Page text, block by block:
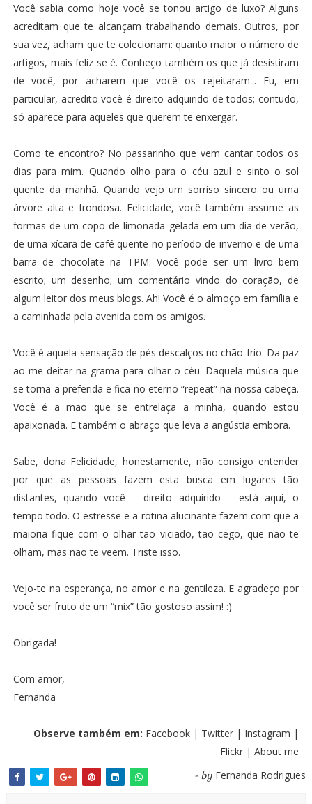
Você sabia como hoje você se tonou artigo de luxo? Alguns
acreditam que te alcançam trabalhando demais. Outros, por
sua vez, acham que te colecionam: quanto maior o número de
artigos, mais feliz se é. Conheço também os que já desistiram
de você, por acharem que você os rejeitaram... Eu, em
particular, acredito você é direito adquirido de todos; contudo,
só aparece para aqueles que querem te enxergar.
Como te encontro? No passarinho que vem cantar todos os
dias para mim. Quando olho para o céu azul e sinto o sol
quente da manhã. Quando vejo um sorriso sincero ou uma
árvore alta e frondosa. Felicidade, você também assume as
formas de um copo de limonada gelada em um dia de verão,
de uma xícara de café quente no período de inverno e de uma
barra de chocolate na TPM. Você pode ser um livro bem
escrito; um desenho; um comentário vindo do coração, de
algum leitor dos meus blogs. Ah! Você é o almoço em família e
a caminhada pela avenida com os amigos.
Você é aquela sensação de pés descalços no chão frio. Da paz
ao me deitar na grama para olhar o céu. Daquela música que
se torna a preferida e fica no eterno “repeat” na nossa cabeça.
Você é a mão que se entrelaça a minha, quando estou
apaixonada. E também o abraço que leva a angústia embora.
Sabe, dona Felicidade, honestamente, não consigo entender
por que as pessoas fazem esta busca em lugares tão
distantes, quando você – direito adquirido – está aqui, o
tempo todo. O estresse e a rotina alucinante fazem com que a
maioria fique com o olhar tão viciado, tão cego, que não te
olham, mas não te veem. Triste isso.
Vejo-te na esperança, no amor e na gentileza. E agradeço por
você ser fruto de um “mix” tão gostoso assim! :)
Obrigada!
Com amor,
Fernanda
Observe também em: Facebook | Twitter | Instagram |
Flickr |About me
- by Fernanda Rodrigues